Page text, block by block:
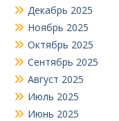
Декабрь 2025
Ноябрь 2025
Октябрь 2025
Сентябрь 2025
Август 2025
Июль 2025
Июнь 2025